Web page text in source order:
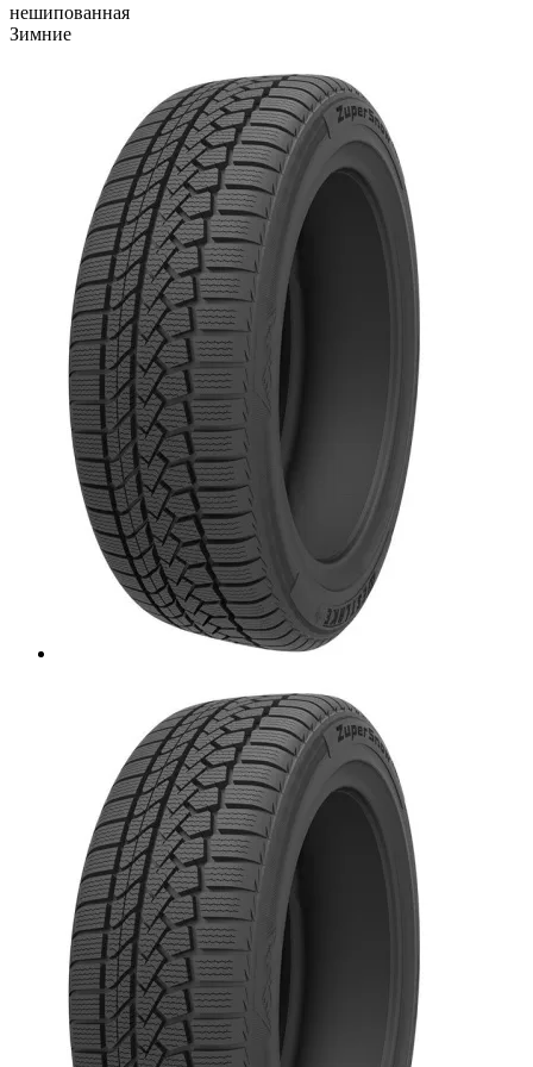
нешипованная
Зимние